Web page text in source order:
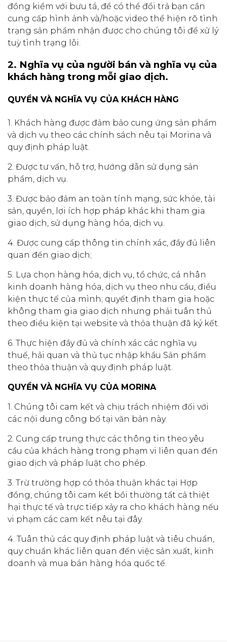
đồng kiểm với bưu tá, để có thể đổi trả bạn cần
cung cấp hình ảnh và/hoặc video thể hiện rõ tình
trạng sản phẩm nhận được cho chúng tôi để xử lý
tuỳ tình trạng lỗi.
2. Nghĩa vụ của người bán và nghĩa vụ của
khách hàng trong mỗi giao dịch.
QUYỀN VÀ NGHĨA VỤ CỦA KHÁCH HÀNG
1. Khách hàng được đảm bảo cung ứng sản phẩm
và dịch vụ theo các chính sách nêu tại Morina và
quy định pháp luật.
2. Được tư vấn, hỗ trợ, hướng dẫn sử dụng sản
phẩm, dịch vụ.
3. Được bảo đảm an toàn tính mạng, sức khỏe, tài
sản, quyền, lợi ích hợp pháp khác khi tham gia
giao dịch, sử dụng hàng hóa, dịch vụ.
4. Được cung cấp thông tin chính xác, đầy đủ liên
quan đến giao dịch;
5. Lựa chọn hàng hóa, dịch vụ, tổ chức, cá nhân
kinh doanh hàng hóa, dịch vụ theo nhu cầu, điều
kiện thực tế của mình; quyết định tham gia hoặc
không tham gia giao dịch nhưng phải tuân thủ
theo điều kiện tại website và thỏa thuận đã ký kết.
6. Thực hiện đầy đủ và chính xác các nghĩa vụ
thuế, hải quan và thủ tục nhập khẩu Sản phẩm
theo thỏa thuận và quy định pháp luật.
QUYỀN VÀ NGHĨA VỤ CỦA MORINA
1. Chúng tôi cam kết và chịu trách nhiệm đối với
các nội dung công bố tại văn bản này.
2. Cung cấp trung thực các thông tin theo yêu
cầu của khách hàng trong phạm vi liên quan đến
giao dịch và pháp luật cho phép.
3. Trừ trường hợp có thỏa thuận khác tại Hợp
đồng, chúng tôi cam kết bồi thường tất cả thiệt
hại thực tế và trực tiếp xảy ra cho khách hàng nếu
vi phạm các cam kết nêu tại đây.
4. Tuân thủ các quy định pháp luật và tiêu chuẩn,
quy chuẩn khác liên quan đến việc sản xuất, kinh
doanh và mua bán hàng hóa quốc tế.